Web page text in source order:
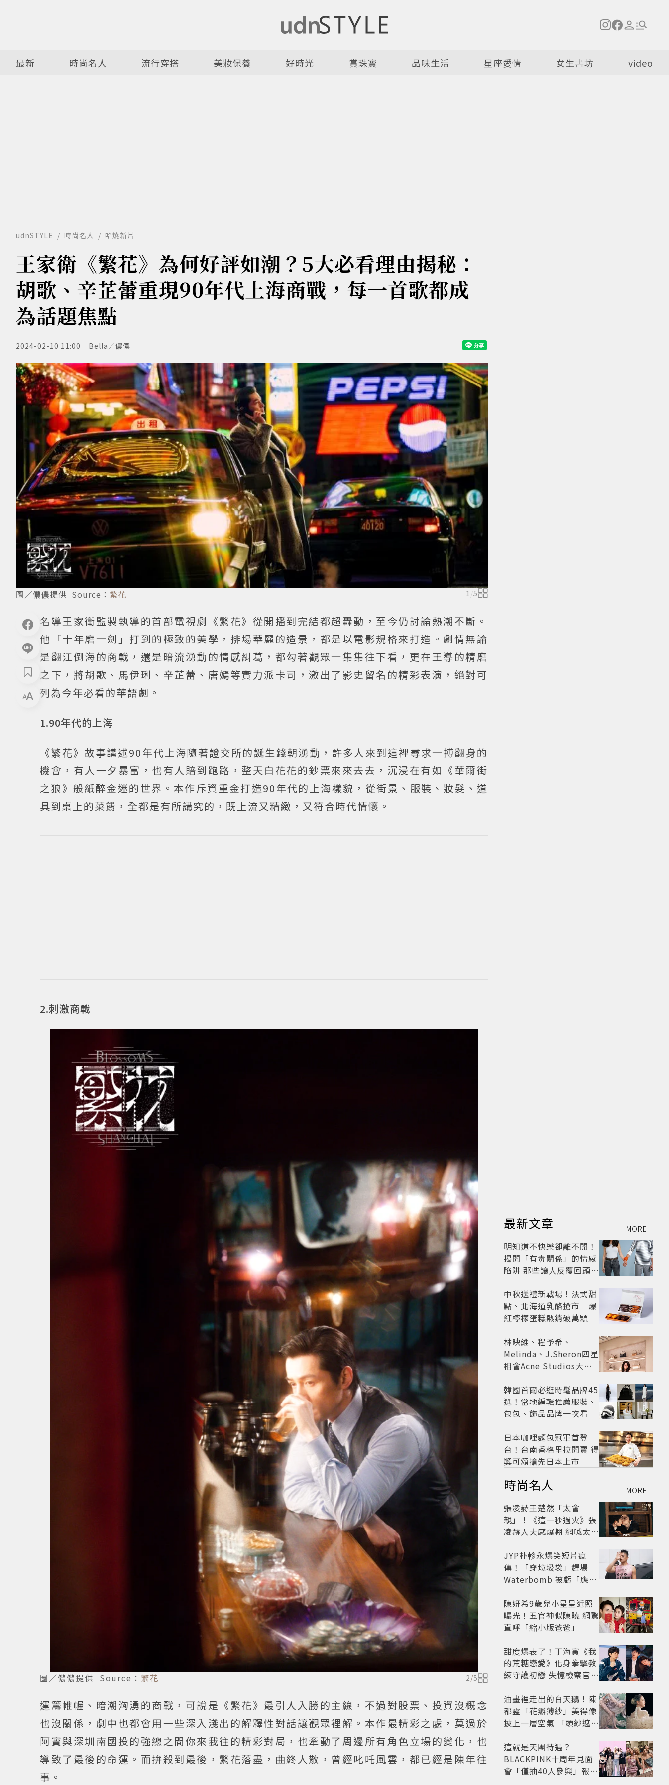
最新 時尚名人 流行穿搭 美妝保養 好時光 賞珠寶 品味生活 星座愛情 女生書坊 video
udnSTYLE 時尚名人 哈燒新片
王家衛《繁花》為何好評如潮？5大必看理由揭秘：
胡歌、辛芷蕾重現90年代上海商戰，每一首歌都成
為話題焦點
2024-02-10 11:00 Bella／儂儂
圖／儂儂提供 Source： 繁花 1/5
名導王家衛監製執導的首部電視劇《繁花》從開播到完結都超轟動，至今仍討論熱潮不斷。
他「十年磨一劍」打到的極致的美學，排場華麗的造景，都是以電影規格來打造。劇情無論
是翻江倒海的商戰，還是暗流湧動的情感糾葛，都勾著觀眾一集集往下看，更在王導的精磨
之下，將胡歌、馬伊琍、辛芷蕾、唐嫣等實力派卡司，激出了影史留名的精彩表演，絕對可
列為今年必看的華語劇。
1.90年代的上海
《繁花》故事講述90年代上海隨著證交所的誕生錢朝湧動，許多人來到這裡尋求一搏翻身的
機會，有人一夕暴富，也有人賠到跑路，整天白花花的鈔票來來去去，沉浸在有如《華爾街
之狼》般紙醉金迷的世界。本作斥資重金打造90年代的上海樣貌，從街景、服裝、妝髮、道
具到桌上的菜餚，全都是有所講究的，既上流又精緻，又符合時代情懷。
2.刺激商戰
圖／儂儂提供 Source： 繁花 2/5
運籌帷幄、暗潮洶湧的商戰，可說是《繁花》最引人入勝的主線，不過對股票、投資沒概念
也沒關係，劇中也都會用一些深入淺出的解釋性對話讓觀眾裡解。本作最精彩之處，莫過於
阿寶與深圳南國投的強總之間你來我往的精彩對局，也牽動了周邊所有角色立場的變化，也
導致了最後的命運。而拚殺到最後，繁花落盡，曲終人散，曾經叱吒風雲，都已經是陳年往
事。
最新文章 MORE
明知道不快樂卻離不開！
揭開「有毒關係」的情感
陷阱 那些讓人反覆回頭的
戒？
中秋送禮新戰場！法式甜
點、北海道乳酪搶市 爆
紅檸檬蛋糕熱銷破萬顆
林映維、程予希、
Melinda、J.Sheron四星
相會Acne Studios大曬
韓國首爾必逛時髦品牌45
選！當地編輯推薦服裝、
包包、飾品品牌一次看
日本咖哩麵包冠軍首登
台！台南香格里拉開賣 得
獎可頌搶先日本上市
時尚名人 MORE
張凌赫王楚然「太會
親」！《這一秒過火》張
凌赫人夫感爆棚 網喊太有
JYP朴軫永爆笑短片瘋
傳！「穿垃圾袋」趕場
Waterbomb 被虧「應該
陳妍希9歲兒小星星近照
曝光！五官神似陳曉 網驚
直呼「縮小版爸爸」
甜度爆表了！丁海寅《我
的荒糖戀愛》化身拳擊教
練守護初戀 失憶檢察官×
劇
油畫裡走出的白天鵝！陳
都靈「花瓣薄紗」美得像
披上一層空氣 「頭紗遮
太仙
這就是天團待遇？
BLACKPINK十周年見面
會「僅抽40人參與」報名